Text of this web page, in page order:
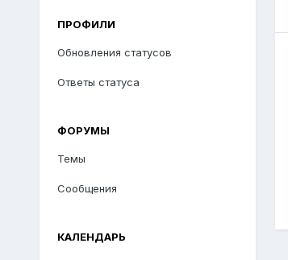
ПРОФИЛИ
Обновления статусов
Ответы статуса
ФОРУМЫ
Темы
Сообщения
КАЛЕНДАРЬ